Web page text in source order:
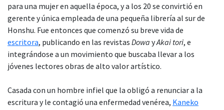
para una mujer en aquella época, y a los 20 se convirtió en
gerente y única empleada de una pequeña librería al sur de
Honshu. Fue entonces que comenzó su breve vida de
escritora, publicando en las revistas Dowa yAkai tori, e
integrándose a un movimiento que buscaba llevar a los
jóvenes lectores obras de alto valor artístico.
Casada con un hombre infiel que la obligó a renunciar a la
escritura y le contagió una enfermedad venérea, Kaneko